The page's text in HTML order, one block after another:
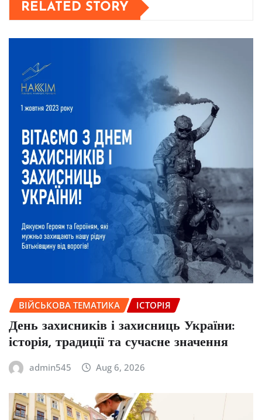
RELATED STORY
ВІЙСЬКОВА ТЕМАТИКА ІСТОРІЯ
День захисників і захисниць України:
історія, традиції та сучасне значення
admin545 Aug 6, 2026